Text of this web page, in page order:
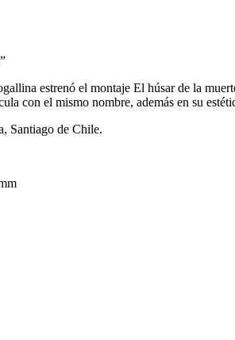
estrenó el montaje El húsar de la
con el mismo nombre, además en su
Santiago de Chile.